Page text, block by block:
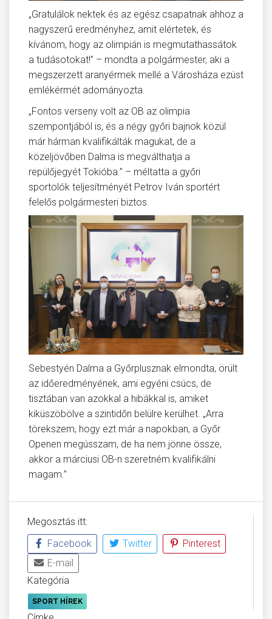
„Gratulálok nektek és az egész csapatnak ahhoz a
nagyszerű eredményhez, amit elértetek, és
kívánom, hogy az olimpián is megmutathassátok
a tudásotokat!” – mondta a polgármester, aki a
megszerzett aranyérmek mellé a Városháza ezüst
emlékérmét adományozta.
„Fontos verseny volt az OB az olimpia
szempontjából is, és a négy győri bajnok közül
már hárman kvalifikálták magukat, de a
közeljövőben Dalma is megválthatja a
repülőjegyét Tokióba.” – méltatta a győri
sportolók teljesítményét Petrov Iván sportért
felelős polgármesteri biztos.
Sebestyén Dalma a Győrplusznak elmondta, örült
az időeredményének, ami egyéni csúcs, de
tisztában van azokkal a hibákkal is, amiket
kiküszöbölve a szintidőn belülre kerülhet. „Arra
törekszem, hogy ezt már a napokban, a Győr
Openen megússzam, de ha nem jönne össze,
akkor a márciusi OB-n szeretném kvalifikálni
magam.”
Megosztás itt:
Facebook
Twitter
Pinterest
E-mail
Kategória
SPORT HÍREK